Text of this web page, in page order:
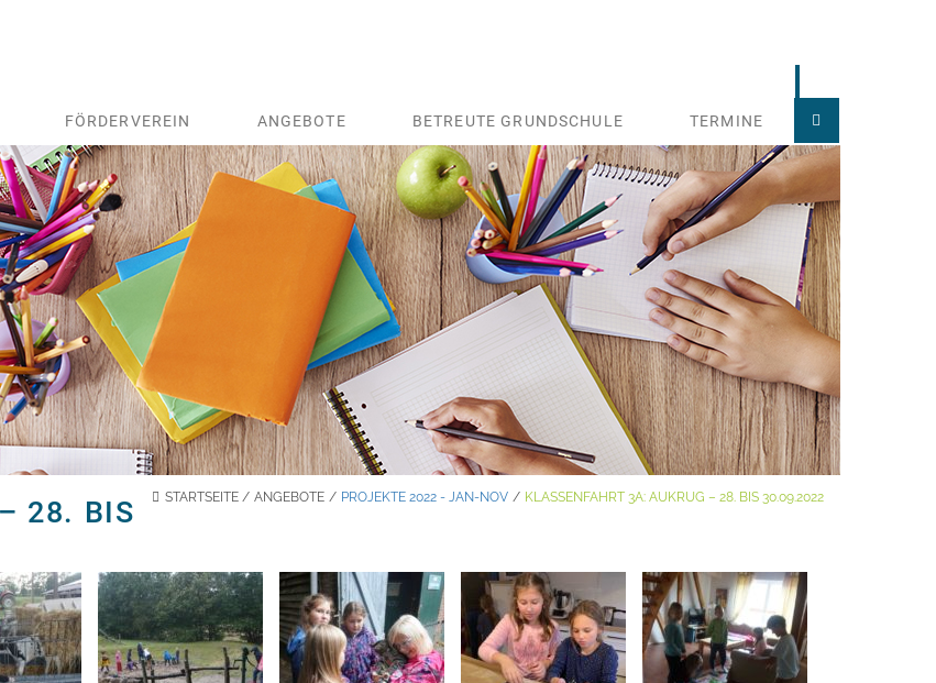
FÖRDERVEREIN ANGEBOTE BETREUTE GRUNDSCHULE TERMINE
STARTSEITE / ANGEBOTE / PROJEKTE 2022 - JAN-NOV / KLASSENFAHRT 3A: AUKRUG – 28. BIS 30.09.2022
28. BIS